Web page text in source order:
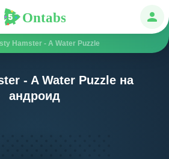
Ontabs
Hamster - A Water Puzzle
- A Water Puzzle на
андроид